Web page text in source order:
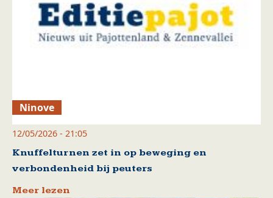
Ninove
12/05/2026 - 21:05
Knuffelturnen zet in op beweging en
verbondenheid bij peuters
Meer lezen